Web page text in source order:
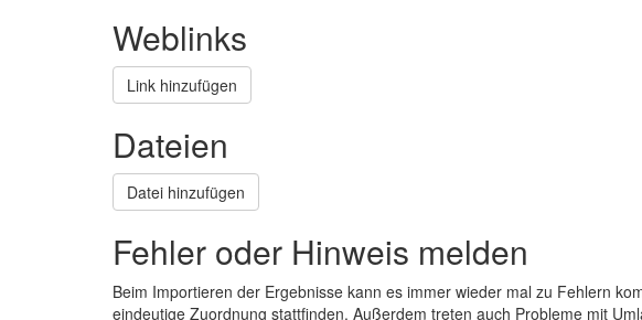
Weblinks
Link hinzufügen
Dateien
Datei hinzufügen
Fehler oder Hinweis melden
Beim Importieren der Ergebnisse kann es immer wieder mal zu Fehlern
eindeutige Zuordnung stattfinden. Außerdem treten auch Probleme mit